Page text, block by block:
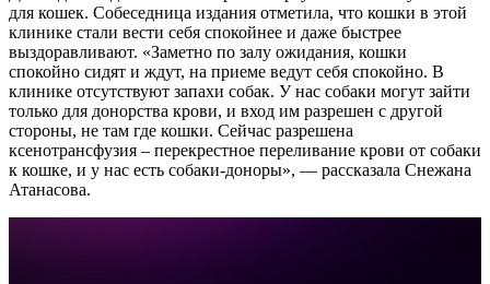
для кошек. Собеседница издания отметила, что кошки в этой
клинике стали вести себя спокойнее и даже быстрее
выздоравливают. «Заметно по залу ожидания, кошки
спокойно сидят и ждут, на приеме ведут себя спокойно. В
клинике отсутствуют запахи собак. У нас собаки могут зайти
только для донорства крови, и вход им разрешен с другой
стороны, не там где кошки. Сейчас разрешена
ксенотрансфузия – перекрестное переливание крови от собаки
к кошке, и у нас есть собаки-доноры», — рассказала Снежана
Атанасова.